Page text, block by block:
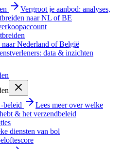
Vergroot je aanbod: analyses,
naar NL of BE
Nederland of België
data & inzichten
beleid
Lees meer over welke
& het verzendbeleid
diensten van bol